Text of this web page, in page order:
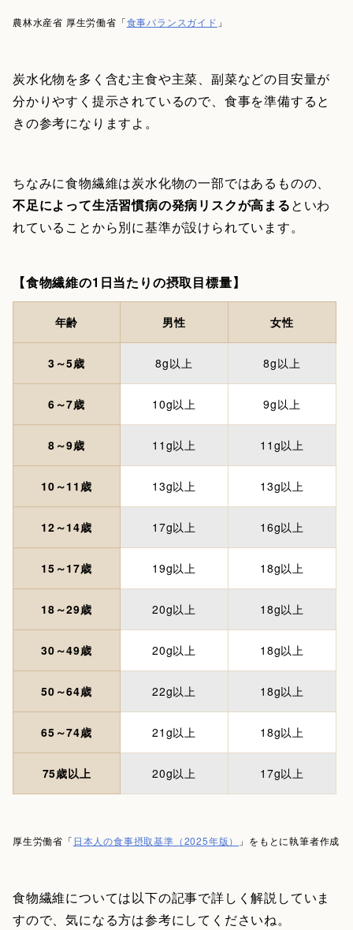
農林水産省 厚生労働省「食事バランスガイド 」
炭水化物を多く含む主食や主菜、副菜などの目安量が
分かりやすく提示されているので、食事を準備すると
きの参考になりますよ。
ちなみに食物繊維は炭水化物の一部ではあるものの、
不足によって生活習慣病の発病リスクが高まるといわ
れていることから別に基準が設けられています。
【食物繊維の1日当たりの摂取目標量】
年齢 男性 女性
3～5歳 8g以上 8g以上
6～7歳 10g以上 9g以上
8～9歳 11g以上 11g以上
10～11歳 13g以上 13g以上
12～14歳 17g以上 16g以上
15～17歳 19g以上 18g以上
18～29歳 20g以上 18g以上
30～49歳 20g以上 18g以上
50～64歳 22g以上 18g以上
65～74歳 21g以上 18g以上
75歳以上 20g以上 17g以上
厚生労働省「 日本人の食事摂取基準（2025年版） 」をもとに執筆者作成
食物繊維については以下の記事で詳しく解説していま
すので、気になる方は参考にしてくださいね。